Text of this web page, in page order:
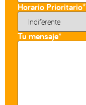
Horario Prioritario*
Tu mensaje*